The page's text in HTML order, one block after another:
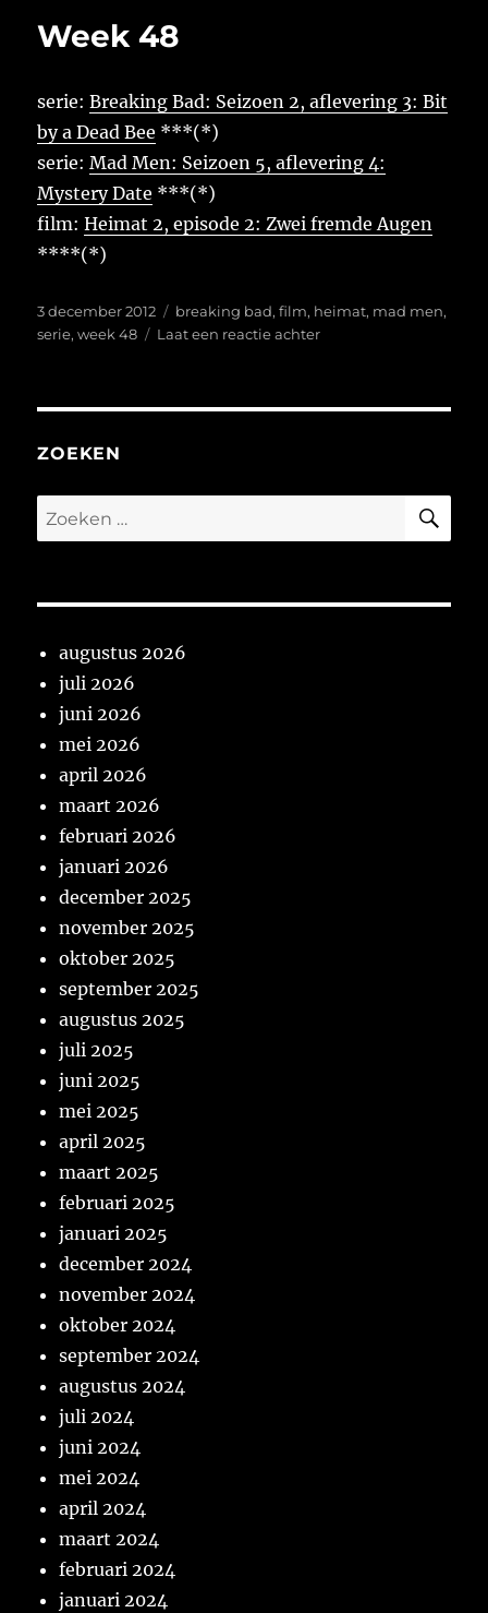
Week 48
serie:Breaking Bad: Seizoen 2, aflevering 3: Bit
by a Dead Bee ***(*)
serie:Mad Men: Seizoen 5, aflevering 4:
Mystery Date ***(*)
film:Heimat 2, episode 2: Zwei fremde Augen
****(*)
Geplaatst
op
3 december 2012 Tags
breaking bad,film, heimat, mad men,
serie,week 48 Laat een reactie achterop
ZOEKEN
Zoeken
naar:
augustus 2026
juli 2026
juni 2026
mei 2026
april 2026
maart 2026
februari 2026
januari 2026
december 2025
november 2025
oktober 2025
september 2025
augustus 2025
juli 2025
juni 2025
mei 2025
april 2025
maart 2025
februari 2025
januari 2025
december 2024
november 2024
oktober 2024
september 2024
augustus 2024
juli 2024
juni 2024
mei 2024
april 2024
maart 2024
februari 2024
januari 2024